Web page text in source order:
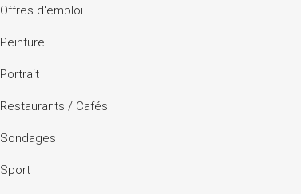
Offres d'emploi
Peinture
Portrait
Restaurants / Cafés
Sondages
Sport